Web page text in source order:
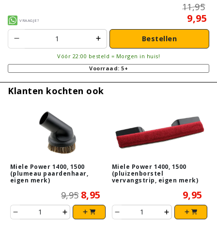
Vraagje?
11,95
9,95
Bestellen
Vóór 22:00 besteld = Morgen in huis!
Voorraad: 5+
Klanten kochten ook
Miele Power 1400, 1500
(plumeau paardenhaar,
eigen merk)
9,95 8,95
Miele Power 1400, 1500
(pluizenborstel
vervangstrip, eigen merk)
9,95